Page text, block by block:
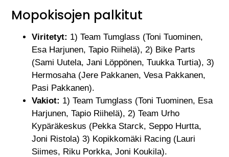
Mopokisojen palkitut
Viritetyt: 1) Team Tumglass (Toni Tuominen,
Esa Harjunen, Tapio Riihelä), 2) Bike Parts
(Sami Uutela, Jani Löppönen, Tuukka Turtia), 3)
Hermosaha (Jere Pakkanen, Vesa Pakkanen,
Pasi Pakkanen).
Vakiot: 1) Team Tumglass (Toni Tuominen, Esa
Harjunen, Tapio Riihelä), 2) Team Urho
Kypäräkeskus (Pekka Starck, Seppo Hurtta,
Joni Ristola) 3) Kopikkomäki Racing (Lauri
Siimes, Riku Porkka, Joni Koukila).